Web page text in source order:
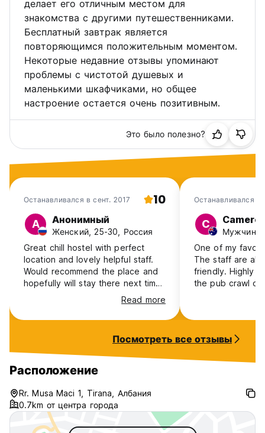
делает его отличным местом для
знакомства с другими путешественниками.
Бесплатный завтрак является
повторяющимся положительным моментом.
Некоторые недавние отзывы упоминают
проблемы с чистотой душевых и
маленькими шкафчиками, но общее
настроение остается очень позитивным.
Это было полезно?
Останавливался в сент. 2017 10
А Анонимный
Женский, 25-30, Россия
Great chill hostel with perfect
location and lovely helpful staff.
Would recommend the place and
hopefully will stay there next time
Read more
Останавливался в
C
Мужчина,
One of my
The staff are all
friendly. Highly
the pub crawl on
Посмотреть все отзывы
Расположение
Rr. Musa Maci 1, Tirana, Албания
0.7km от центра города